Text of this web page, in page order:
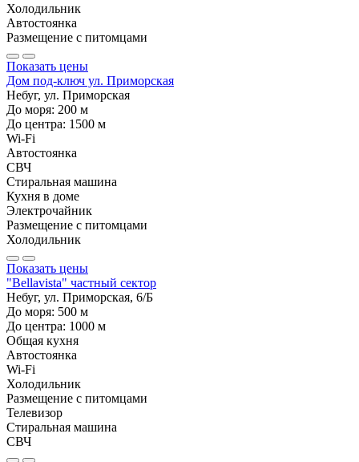
Холодильник
Автостоянка
Размещение с питомцами
Показать цены
Дом под-ключ ул. Приморская
Небуг, ул. Приморская
До моря: 200 м
До центра: 1500 м
Wi-Fi
Автостоянка
СВЧ
Стиральная машина
Кухня в доме
Электрочайник
Размещение с питомцами
Холодильник
Показать цены
"Bellavista" частный сектор
Небуг, ул. Приморская, 6/Б
До моря: 500 м
До центра: 1000 м
Общая кухня
Автостоянка
Wi-Fi
Холодильник
Размещение с питомцами
Телевизор
Стиральная машина
СВЧ